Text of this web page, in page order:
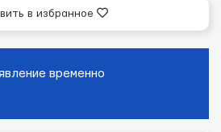
в избранное
временно